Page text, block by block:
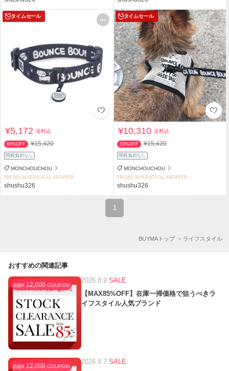
タイムセール
¥5,172送料込
66%OFF ¥15,420
関税負担なし
MONCHOUCHOU
PREMIUM PERSONAL SHOPPER
shushu326
タイムセール
¥10,310送料込
33%OFF ¥15,420
関税負担なし
MONCHOUCHOU
PREMIUM PERSONAL SHOPPER
shushu326
1
BUYMAトップ ライフスタイル
おすすめの関連記事
総額¥ 12,000 COUPON
2026.8.9 SALE
【MAX85%OFF】在庫一掃価格で狙うべきラ
イフスタイル人気ブランド
総額¥ 12,000 COUPON
2026.8.7 SALE